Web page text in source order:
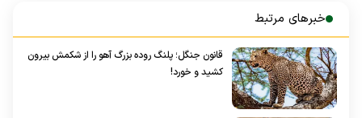
خبرهای مرتبط
قانون جنگل؛ پلنگ روده بزرگ آهو را از شکمش بیرون
کشید و خورد!